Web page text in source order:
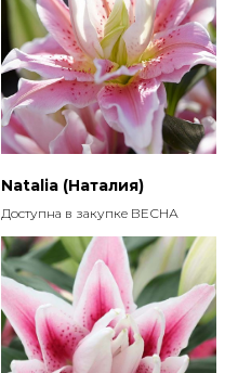
Natalia (Наталия)
Доступна в закупке ВЕСНА